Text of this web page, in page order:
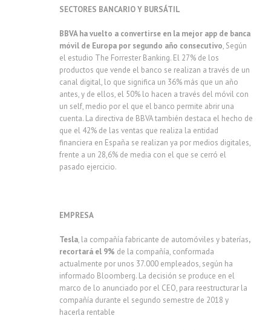
SECTORES BANCARIO Y BURSÁTIL
BBVA ha vuelto a convertirse en la mejor app de banca
móvil de Europa por segundo año consecutivo, Según
el estudio The Forrester Banking. El 27% de los
productos que vende el banco se realizan a través de un
canal digital, lo que significa un 36% más que un año
antes, y de ellos, el 50% lo hacen a través del móvil con
un self, medio por el que el banco permite abrir una
cuenta. La directiva de BBVA también destaca el hecho de
que el 42% de las ventas que realiza la entidad
financiera en España se realizan ya por medios digitales,
frente a un 28,6% de media con el que se cerró el
pasado ejercicio.
EMPRESA
Tesla, la compañía fabricante de automóviles y baterías,
recortará el 9% de la compañía, conformada
actualmente por unos 37.000 empleados, según ha
informado Bloomberg. La decisión se produce en el
marco de lo anunciado por el CEO, para reestructurar la
compañía durante el segundo semestre de 2018 y
hacerla rentable